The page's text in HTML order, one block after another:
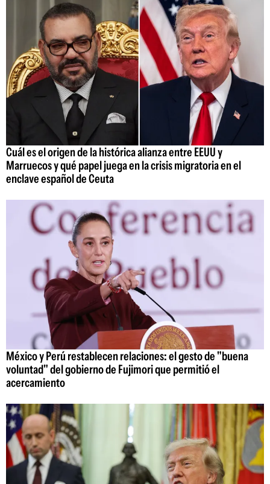
Cuál es el origen de la histórica alianza entre EEUU y
Marruecos y qué papel juega en la crisis migratoria en el
enclave español de Ceuta
México y Perú restablecen relaciones: el gesto de "buena
voluntad" del gobierno de Fujimori que permitió el
acercamiento